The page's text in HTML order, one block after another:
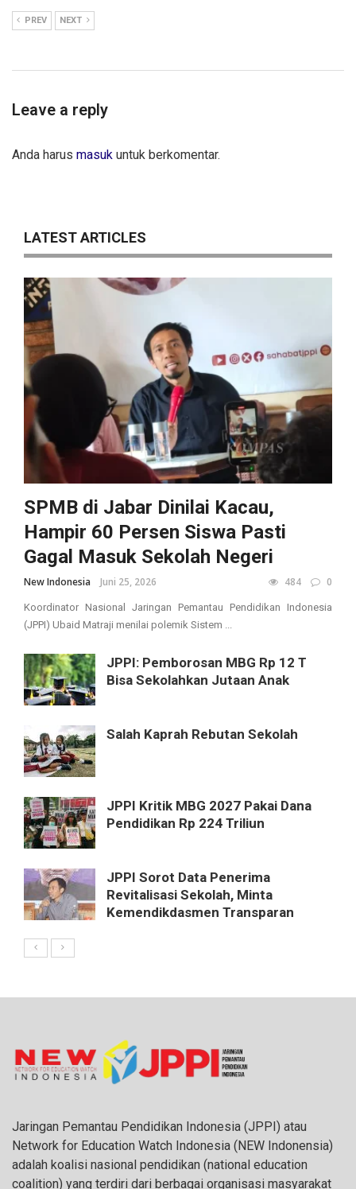
PREV NEXT
Leave a reply
Anda harus masuk untuk berkomentar.
LATEST ARTICLES
SPMB di Jabar Dinilai Kacau,
Hampir 60 Persen Siswa Pasti
Gagal Masuk Sekolah Negeri
New Indonesia Juni 25, 2026 484 0
Koordinator Nasional Jaringan Pemantau Pendidikan Indonesia
(JPPI) Ubaid Matraji menilai polemik Sistem ...
JPPI: Pemborosan MBG Rp 12 T
Bisa Sekolahkan Jutaan Anak
Salah Kaprah Rebutan Sekolah
JPPI Kritik MBG 2027 Pakai Dana
Pendidikan Rp 224 Triliun
JPPI Sorot Data Penerima
Revitalisasi Sekolah, Minta
Kemendikdasmen Transparan
Jaringan Pemantau Pendidikan Indonesia (JPPI) atau
Network for Education Watch Indonesia (NEW Indonensia)
adalah koalisi nasional pendidikan (national education
coalition) yang terdiri dari berbagai organisasi masyarakat